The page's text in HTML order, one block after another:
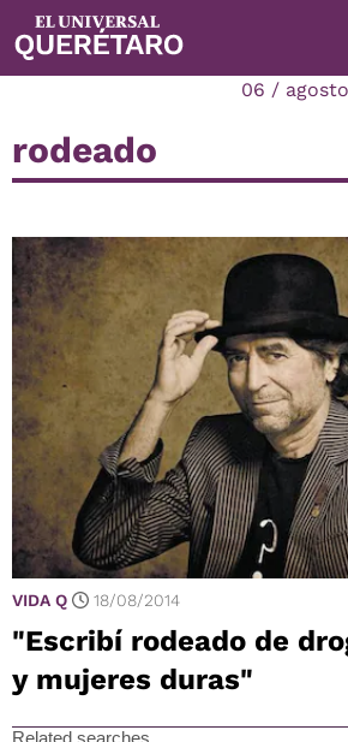
06 /
rodeado
VIDA Q 18/08/2014
"Escribí rodeado de
y mujeres duras"